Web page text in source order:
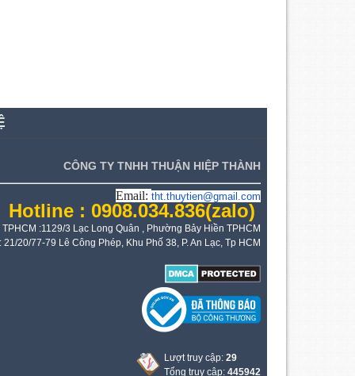
CÔNG TY TNHH THUẬN HIỆP THÀNH
Email: tht.thuytien@gmail.com
Hotline : 0908.034.836(zalo)
:1129/3 Lạc Long Quân , Phường Bảy Hiền TPHCM
21/20/77-79 Lê Công Phép, Khu Phố 38, P. An Lạc, Tp HCM
Lượt truy cập: 29
Tổng truy cập: 445942